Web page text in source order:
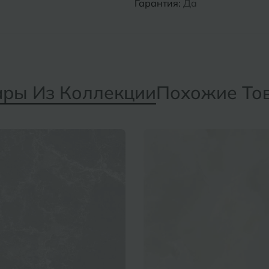
Гарантия: Да
Из КоллекцииПохожие